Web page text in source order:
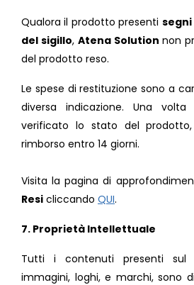
Qualora il prodotto presenti
del sigillo, Atena Solution non
del prodotto reso.
Le spese di restituzione sono a
diversa indicazione. Una
verificato lo stato del
rimborso entro 14 giorni.
Visita la pagina di
Resi cliccando QUI.
7. Proprietà Intellettuale
Tutti i contenuti presenti
immagini, loghi, e marchi, sono